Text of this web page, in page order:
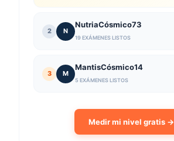
2 N
NutriaCósmico73
19 EXÁMENES LISTOS
3 M
MantisCósmico14
5 EXÁMENES LISTOS
Medir mi nivel gratis →